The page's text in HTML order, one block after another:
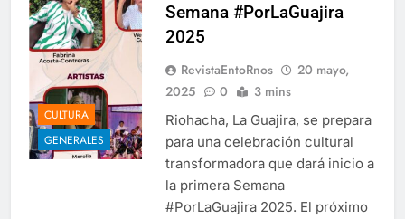
CULTURA
GENERALES
Semana #PorLaGuajira
2025
RevistaEntoRnos
20 mayo,
2025
0 3 mins
Riohacha, La Guajira, se prepara
para una celebración cultural
transformadora que dará inicio a
la primera Semana
#PorLaGuajira 2025. El próximo